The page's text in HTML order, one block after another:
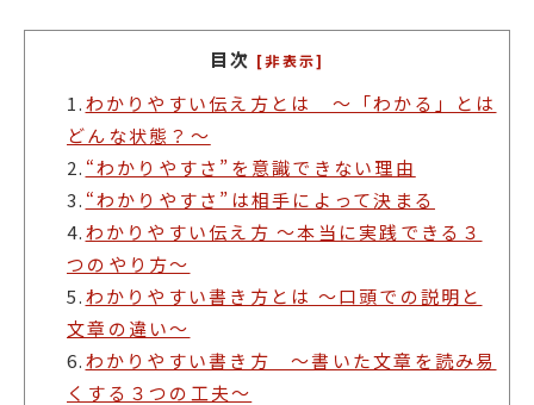
目次 [非表示]
1.わかりやすい伝え方とは 〜「わかる」とは
どんな状態？〜
2. “わかりやすさ”を意識できない理由
3. “わかりやすさ”は相手によって決まる
4.わかりやすい伝え方 〜本当に実践できる３
つのやり方〜
5.わかりやすい書き方とは 〜口頭での説明と
文章の違い〜
6.わかりやすい書き方 〜書いた文章を読み易
くする３つの工夫〜